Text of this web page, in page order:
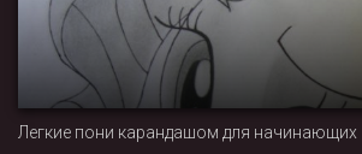
Легкие пони карандашом для начинающих